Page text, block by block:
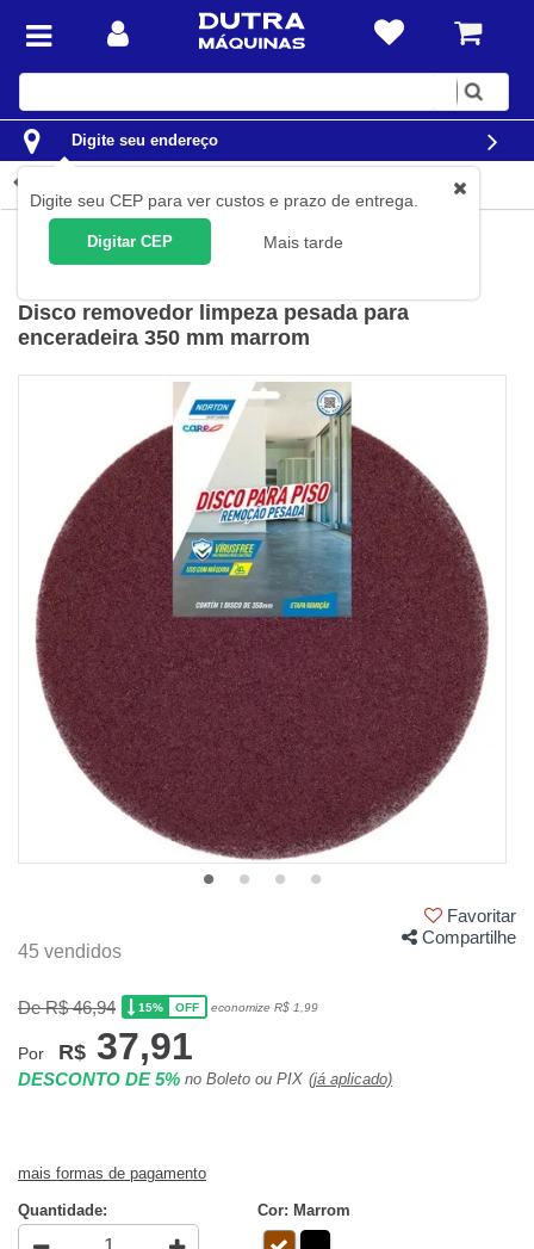
Digite
Digite seu endereço
Digite seu CEP para ver custos e prazo de entrega.
Digitar CEP Mais tarde
Limpeza Enceradeiras Acessórios Para Enceradeiras
Disco removedor limpeza pesada para
enceradeira 350 mm marrom
Favoritar
45 vendidos
Compartilhe
De R$ 46,94 15% OFF economize R$ 1,99
Por R$ 37,91
DESCONTO DE 5% no Boleto ou PIX (já aplicado)
mais formas de pagamento
Quantidade: Cor: Marrom